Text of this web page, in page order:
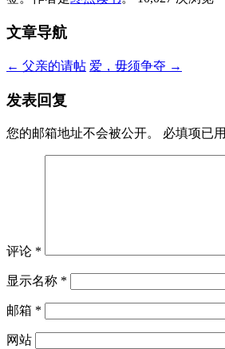
文章导航
← 父亲的请帖 爱，毋须争夺 →
发表回复
您的邮箱地址不会被公开。 必填项已用
评论 *
显示名称 *
邮箱 *
网站